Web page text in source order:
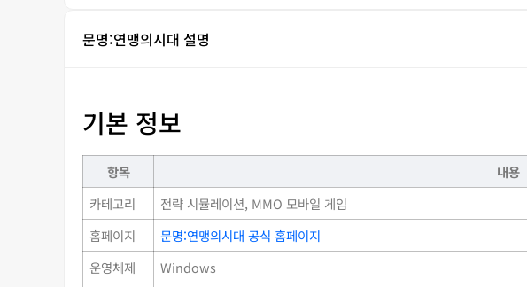
문명:연맹의시대 설명
기본 정보
항목
내용
카테고리
전략 시뮬레이션, MMO 모바일 게임
홈페이지
문명:연맹의시대 공식 홈페이지
운영체제
Windows